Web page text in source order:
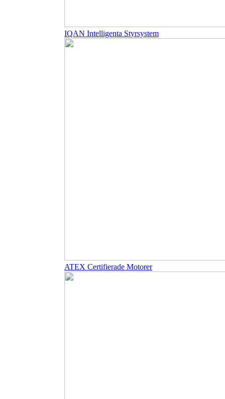
IQAN Intelligenta Styrsystem
ATEX Certifierade Motorer